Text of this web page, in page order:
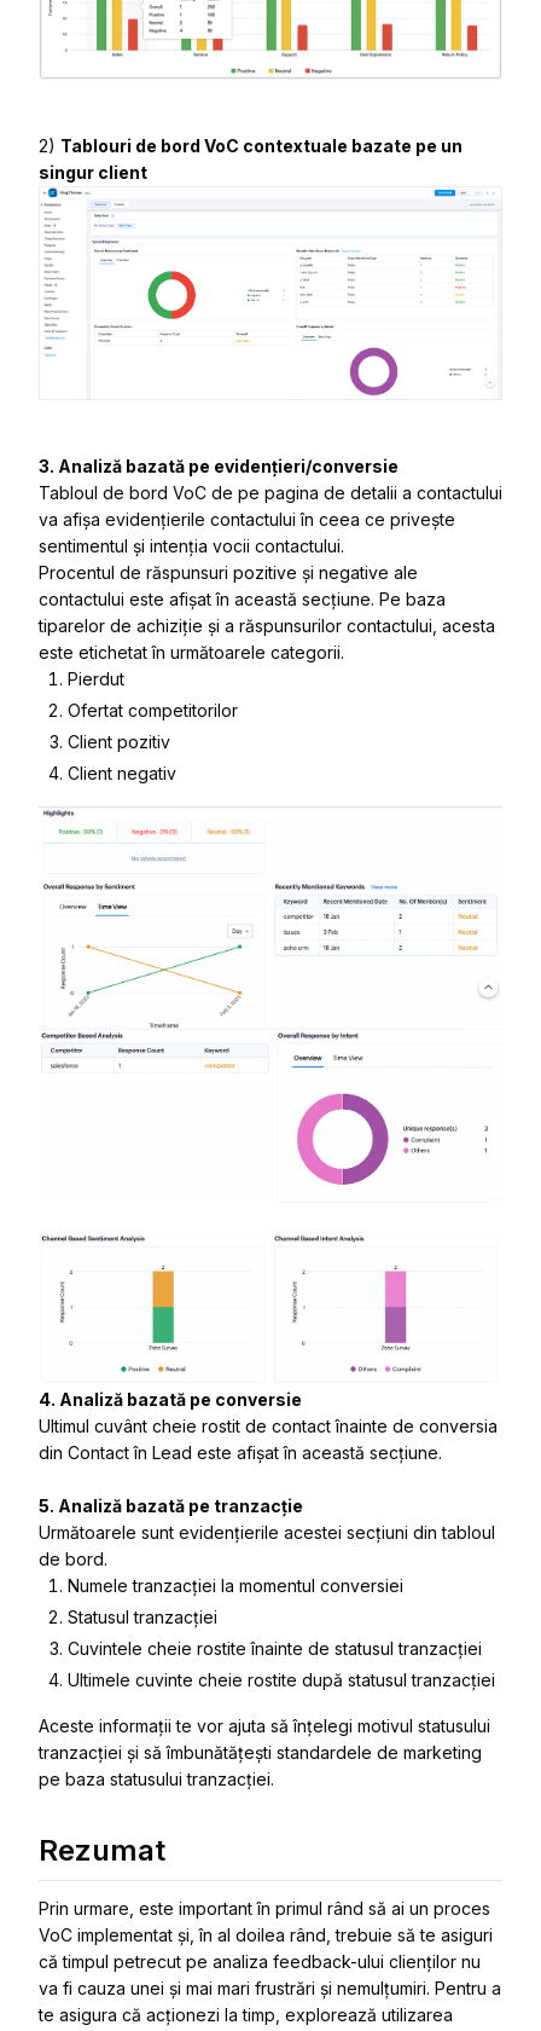
2) Tablouri de bord VoC contextuale bazate pe un
singur client
3. Analiză bazată pe evidențieri/conversie
Tabloul de bord VoC de pe pagina de detalii a contactului
va afișa evidențierile contactului în ceea ce privește
sentimentul și intenția vocii contactului.
Procentul de răspunsuri pozitive și negative ale
contactului este afișat în această secțiune. Pe baza
tiparelor de achiziție și a răspunsurilor contactului, acesta
este etichetat în următoarele categorii.
Pierdut
Ofertat competitorilor
Client pozitiv
Client negativ
4. Analiză bazată pe conversie
Ultimul cuvânt cheie rostit de contact înainte de conversia
din Contact în Lead este afișat în această secțiune.
5. Analiză bazată pe tranzacție
Următoarele sunt evidențierile acestei secțiuni din tabloul
de bord.
Numele tranzacției la momentul conversiei
Statusul tranzacției
Cuvintele cheie rostite înainte de statusul tranzacției
Ultimele cuvinte cheie rostite după statusul tranzacției
Aceste informații te vor ajuta să înțelegi motivul statusului
tranzacției și să îmbunătățești standardele de marketing
pe baza statusului tranzacției.
Rezumat
Prin urmare, este important în primul rând să ai un proces
VoC implementat și, în al doilea rând, trebuie să te asiguri
că timpul petrecut pe analiza feedback-ului clienților nu
va fi cauza unei și mai mari frustrări și nemulțumiri. Pentru a
te asigura că acționezi la timp, explorează utilizarea